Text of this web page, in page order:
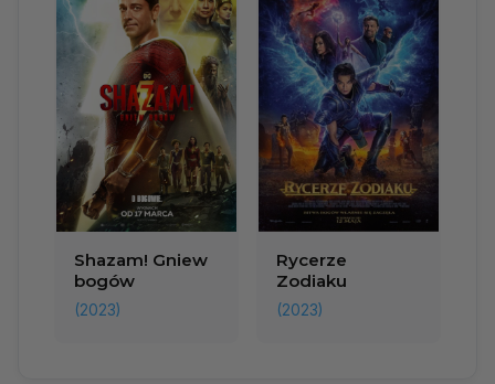
Shazam! Gniew
bogów
(2023)
Rycerze
Zodiaku
(2023)